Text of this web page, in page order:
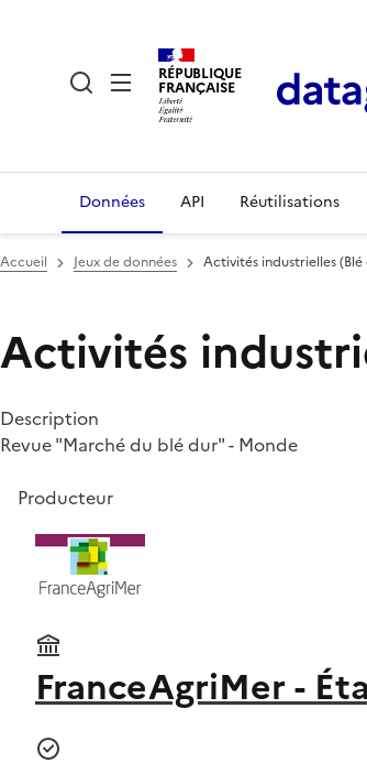
RÉPUBLIQUE
FRANÇAISE
Données API Réutilisations
Accueil Jeux de données Activités industrielles (Blé
Activités
Description
Revue "Marché du blé dur" - Monde
Producteur
FranceAgriMer -